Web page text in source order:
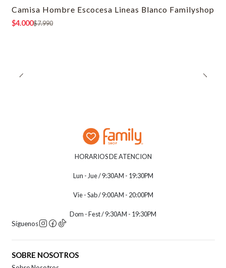
-50% OFF
Camisa Hombre Escocesa Lineas Blanco Familyshop
$4.000$7.990
HORARIOS DE ATENCION
Lun - Jue / 9:30AM - 19:30PM
Vie - Sab / 9:00AM - 20:00PM
Dom - Fest / 9:30AM - 19:30PM
Síguenos
SOBRE NOSOTROS